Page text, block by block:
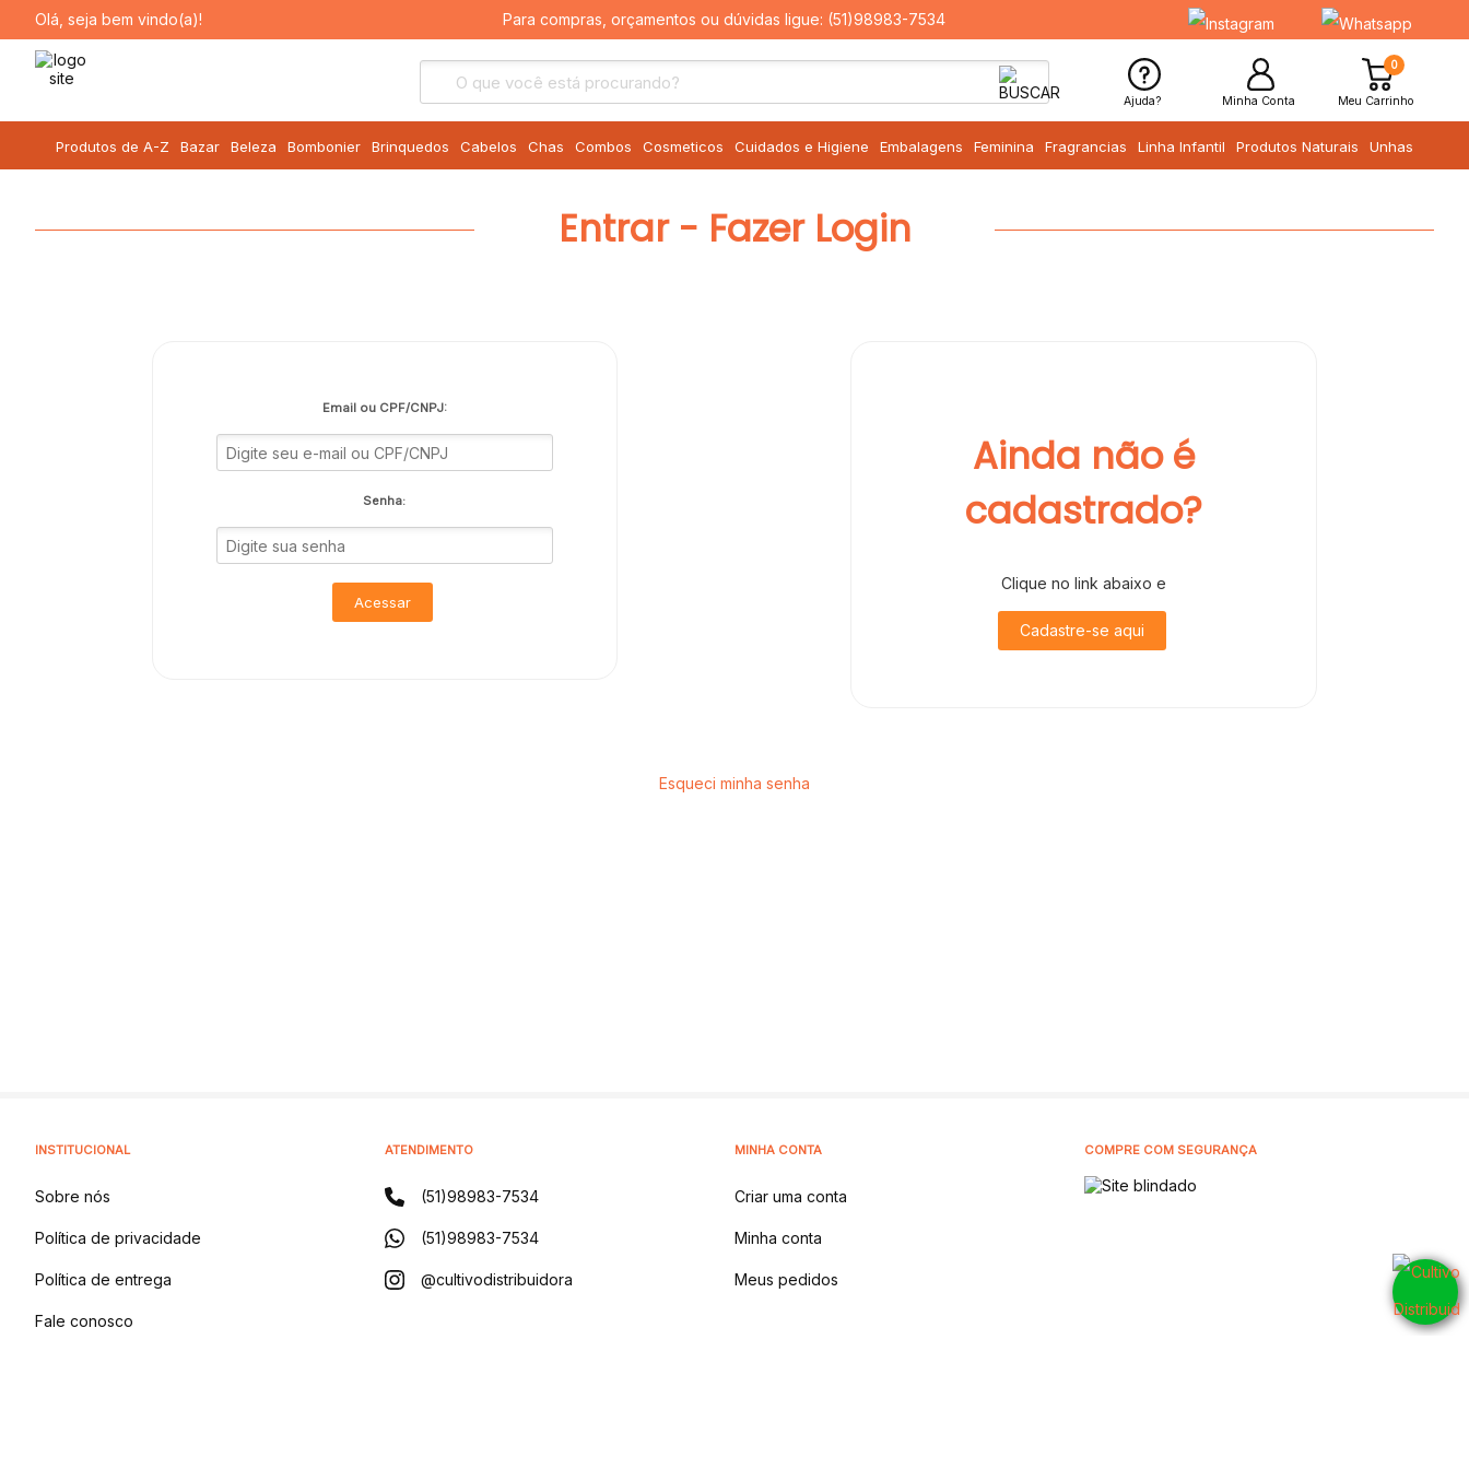
Olá, seja bem vindo(a)! Para compras, orçamentos ou dúvidas ligue: (51)98983-7534
Ajuda? Minha Conta
0
Meu Carrinho
Produtos de A-Z Bazar Beleza Bombonier Brinquedos Cabelos Chas Combos Cosmeticos Cuidados e Higiene Embalagens Feminina Fragrancias Linha Infantil Produtos Naturais Unhas
Entrar - Fazer Login
Email ou CPF/CNPJ:
Senha:
Acessar
Ainda não é
cadastrado?
Clique no link abaixo e
Cadastre-se aqui
Esqueci minha senha
INSTITUCIONAL
Sobre nós
Política de privacidade
Política de entrega
Fale conosco
ATENDIMENTO
(51)98983-7534
(51)98983-7534
@cultivodistribuidora
MINHA CONTA
Criar uma conta
Minha conta
Meus pedidos
COMPRE COM SEGURANÇA